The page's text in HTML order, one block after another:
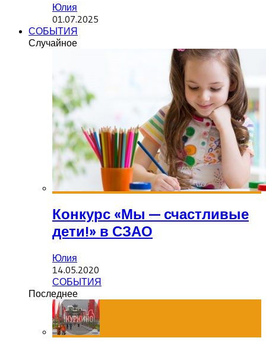
Юлия
01.07.2025
СОБЫТИЯ
Случайное
Конкурс «Мы — счастливые
дети!» в СЗАО
Юлия
14.05.2020
СОБЫТИЯ
Последнее